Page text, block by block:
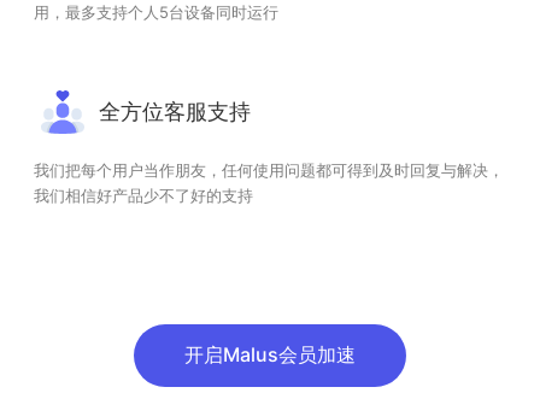
用，最多支持个人5台设备同时运行
全方位客服支持
我们把每个用户当作朋友，任何使用问题都可得到及时回复与解决，
我们相信好产品少不了好的支持
开启Malus会员加速